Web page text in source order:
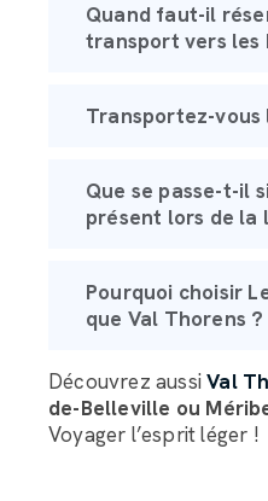
Quand faut-il
transport vers les
Transportez-vous
Que se passe-t-il
présent lors de la
Pourquoi choisir
que Val Thorens ?
Découvrez aussiVal
de-Belleville ou
Voyager l’esprit léger !